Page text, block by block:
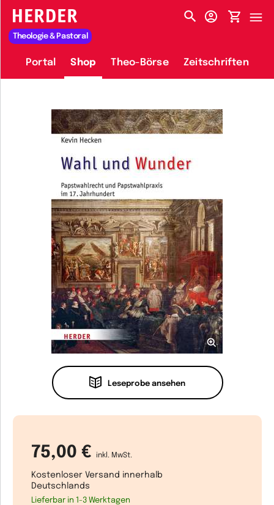
HERDER-MENÜ
Theologie & Pastoral
Portal Shop Theo-Börse Zeitschriften
Leseprobe ansehen
75,00 € inkl. MwSt.
Kostenloser Versand innerhalb
Deutschlands
Lieferbar in 1-3 Werktagen